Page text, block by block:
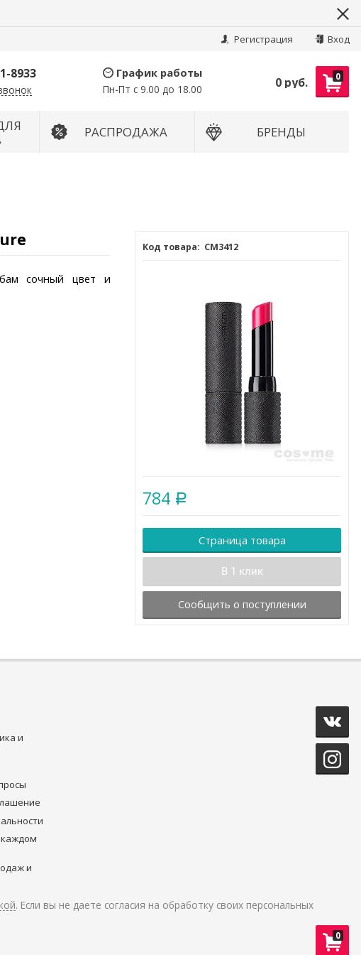
Регистрация Вход
8933 График работы
Пн-Пт с 9.00 до 18.00
0
0 руб.
РАСПРОДАЖА БРЕНДЫ
сочный цвет и
СМ3412
784 Р
Страница товара
В 1 клик
Сообщить о поступлении
и
и
. Если вы не даете согласия на обработку своих персональных
0